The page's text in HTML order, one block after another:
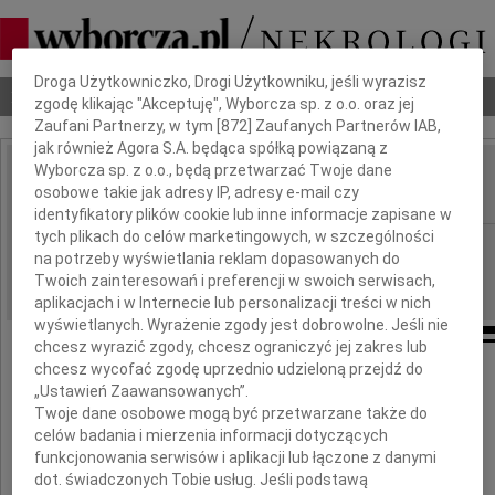
Nekrologi Odeszli Poradnik pogrzebowy
IMIĘ I NAZWISKO: Krystyna Jasińska
REGION: Rzeszów
DATA EMISJI: 28.12.2023
Kochana Żona, Mama, Babcia, Teściowa
Dbamy o Twoją prywatność
Droga Użytkowniczko, Drogi Użytkowniku, jeśli wyrazisz
zgodę klikając "Akceptuję", Wyborcza sp. z o.o. oraz jej
Zaufani Partnerzy, w tym [872 ] Zaufanych Partnerów IAB,
jak również Agora S.A. będąca spółką powiązaną z
Wyborcza sp. z o.o., będą przetwarzać Twoje dane
osobowe takie jak adresy IP, adresy e-mail czy
identyfikatory plików cookie lub inne informacje zapisane w
tych plikach do celów marketingowych, w szczególności
na potrzeby wyświetlania reklam dopasowanych do
Twoich zainteresowań i preferencji w swoich serwisach,
aplikacjach i w Internecie lub personalizacji treści w nich
wyświetlanych. Wyrażenie zgody jest dobrowolne. Jeśli nie
chcesz wyrazić zgody, chcesz ograniczyć jej zakres lub
chcesz wycofać zgodę uprzednio udzieloną przejdź do
„Ustawień Zaawansowanych”.
Twoje dane osobowe mogą być przetwarzane także do
celów badania i mierzenia informacji dotyczących
funkcjonowania serwisów i aplikacji lub łączone z danymi
dot. świadczonych Tobie usług. Jeśli podstawą